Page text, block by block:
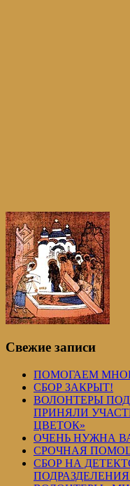
Свежие записи
ПОМОГАЕМ
СБОР ЗАКРЫТ!
ВОЛОНТЕРЫ
ПРИНЯЛИ
ЦВЕТОК»
ОЧЕНЬ НУЖНА
СРОЧНАЯ
СБОР НА